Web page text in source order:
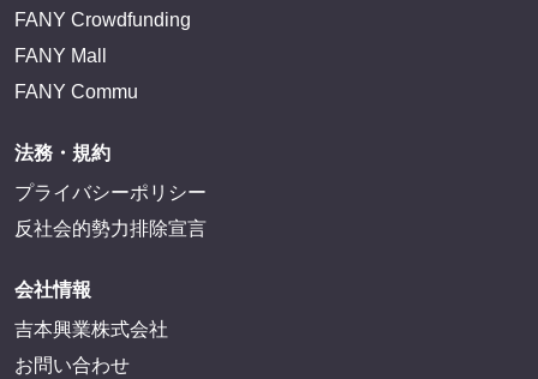
FANY Crowdfunding
FANY Mall
FANY Commu
法務・規約
プライバシーポリシー
反社会的勢力排除宣言
会社情報
吉本興業株式会社
お問い合わせ